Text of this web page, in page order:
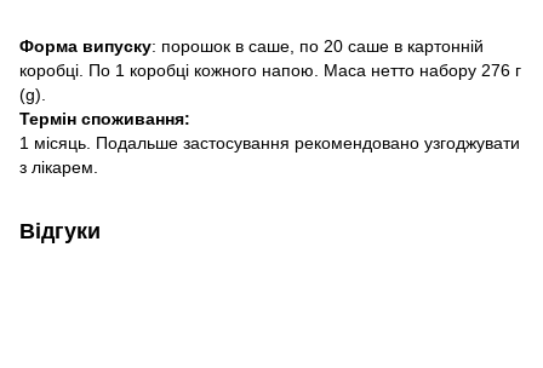
Форма випуску: порошок в саше, по 20 саше в картонній
коробці. По 1 коробці кожного напою. Маса нетто набору 276 г
(g).
Термін споживання:
1 місяць. Подальше застосування рекомендовано узгоджувати
з лікарем.
Відгуки